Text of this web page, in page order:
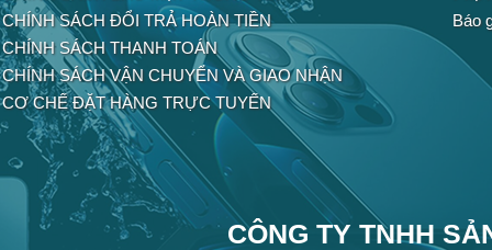
CHÍNH SÁCH ĐỔI TRẢ HOÀN TIỀN
CHÍNH SÁCH THANH TOÁN
CHÍNH SÁCH VẬN CHUYỂN VÀ GIAO NHẬN
CƠ CHẾ ĐẶT HÀNG TRỰC TUYẾN
Báo
CÔNG TY TNHH